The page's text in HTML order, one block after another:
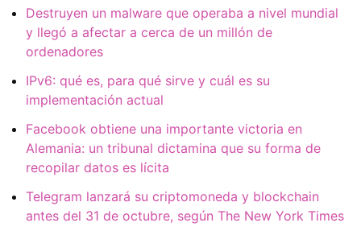
Destruyen un malware que operaba a nivel mundial
y llegó a afectar a cerca de un millón de
ordenadores
IPv6: qué es, para qué sirve y cuál es su
implementación actual
Facebook obtiene una importante victoria en
Alemania: un tribunal dictamina que su forma de
recopilar datos es lícita
Telegram lanzará su criptomoneda y blockchain
antes del 31 de octubre, según The New York Times